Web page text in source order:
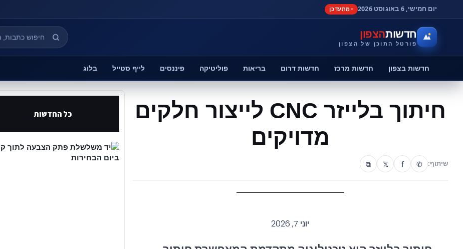
יום חמישי, 6 באוגוסט 2026 מתעדכן
חדשותהצפון
פורטל התוכן של הצפון
חדשות בצפון חדשות מרכז חדשות דרום בריאות פוליטיקה פיננסים לייף סטייל בלוג
חיתוך בלייזר CNC לייצור חלקים
מדויקים
שיתוף: ✆
f
𝕏
⧉
יוני 7, 2026
כל החדשות